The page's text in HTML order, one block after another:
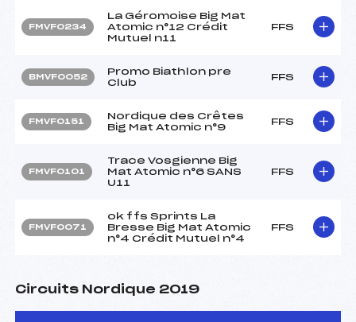
FMVF0234
La Géromoise Big Mat
Atomic n°12 Crédit
Mutuel n11
FFS
BMVF0052
Promo Biathlon pre
Club
FFS
FMVF0151
Nordique des Crêtes
Big Mat Atomic n°9
FFS
FMVF0101
Trace Vosgienne Big
Mat Atomic n°6 SANS
U11
FFS
FMVF0071
ok ffs Sprints La
Bresse Big Mat Atomic
n°4 Crédit Mutuel n°4
FFS
Circuits Nordique 2019